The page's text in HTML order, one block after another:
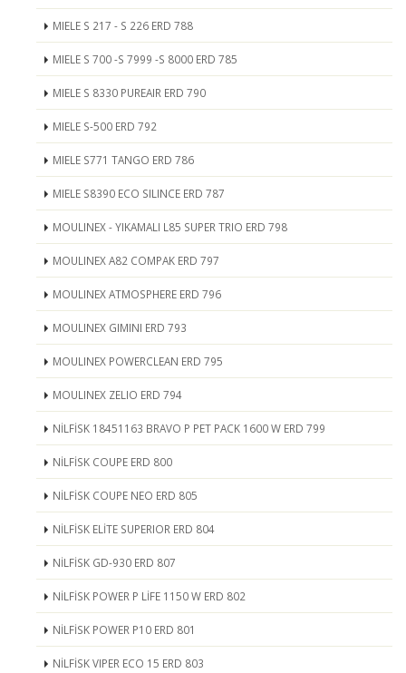
MIELE S 217 - S 226 ERD 788
MIELE S 700 -S 7999 -S 8000 ERD 785
MIELE S 8330 PUREAIR ERD 790
MIELE S-500 ERD 792
MIELE S771 TANGO ERD 786
MIELE S8390 ECO SILINCE ERD 787
MOULINEX - YIKAMALI L85 SUPER TRIO ERD 798
MOULINEX A82 COMPAK ERD 797
MOULINEX ATMOSPHERE ERD 796
MOULINEX GIMINI ERD 793
MOULINEX POWERCLEAN ERD 795
MOULINEX ZELIO ERD 794
NİLFİSK 18451163 BRAVO P PET PACK 1600 W ERD 799
NİLFİSK COUPE ERD 800
NİLFİSK COUPE NEO ERD 805
NİLFİSK ELİTE SUPERIOR ERD 804
NİLFİSK GD-930 ERD 807
NİLFİSK POWER P LİFE 1150 W ERD 802
NİLFİSK POWER P10 ERD 801
NİLFİSK VIPER ECO 15 ERD 803